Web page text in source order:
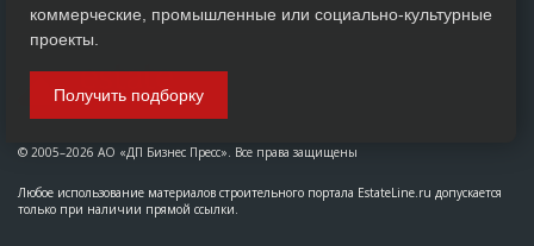
© 2005–2026 АО «ДП Бизнес Пресс». Все права защищены
Любое использование материалов строительного портала EstateLine.ru допускается
только при наличии прямой ссылки.
коммерческие, промышленные или социально-культурные
проекты.
Получить подборку